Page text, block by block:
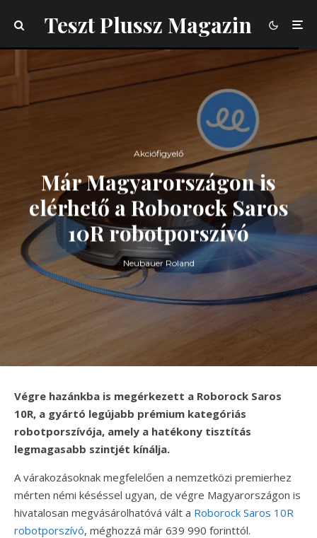
Teszt Plussz Magazin
Akciófigyelő
Már Magyarországon is
elérhető a Roborock Saros
10R robotporszívó
Neubauer Roland
Végre hazánkba is megérkezett a Roborock Saros
10R, a gyártó legújabb prémium kategóriás
robotporszívója, amely a hatékony tisztítás
legmagasabb szintjét kínálja.
A várakozásoknak megfelelően a nemzetközi premierhez
mérten némi késéssel ugyan, de végre Magyarországon is
hivatalosan megvásárolhatóvá vált a Roborock Saros 10R
robotporszívó, méghozzá már 639 990 forinttól.